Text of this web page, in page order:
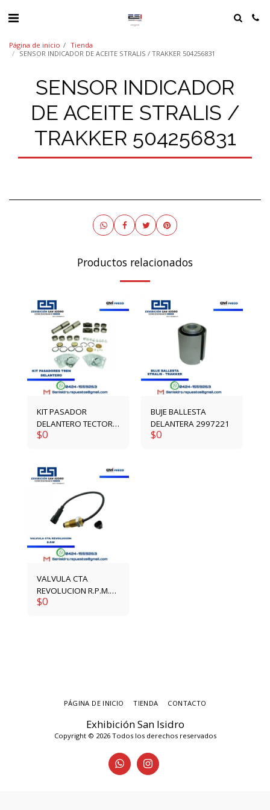
Página de inicio
Tienda
SENSOR INDICADOR DE ACEITE STRALIS / TRAKKER 504256831
SENSOR INDICADOR
DE ACEITE STRALIS /
TRAKKER 504256831
Productos relacionados
KIT PASADOR
DELANTERO TECTOR /
STRALIS /
$0
BUJE BALLESTA
DELANTERA 2997221
$0
VALVULA CTA
REVOLUCION R.P.M.
4861291
$0
Exhibición San Isidro
Copyright © 2026 Todos los derechos reservados
PÁGINA DE INICIO TIENDA CONTACTO